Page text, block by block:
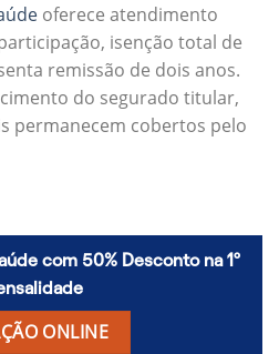
oferece atendimento
isenção total de
remissão de dois anos.
do segurado titular,
permanecem cobertos pelo
com 50% Desconto na 1º
ONLINE